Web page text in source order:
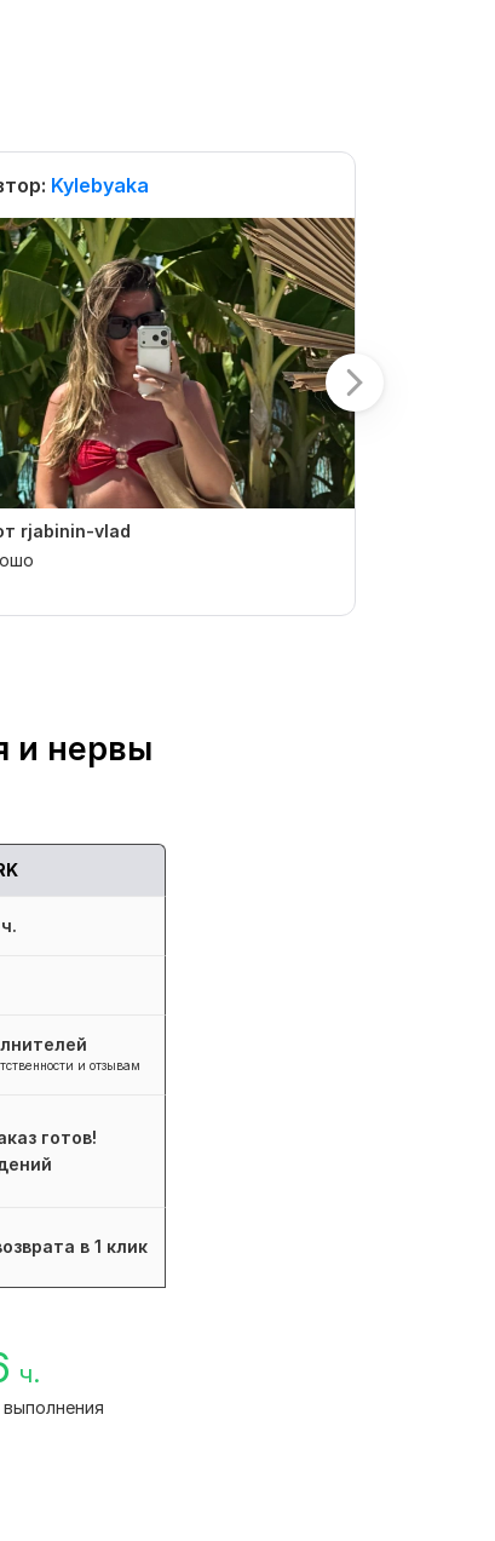
Kylebyaka
rjabinin-vlad
и нервы
и отзывам
готов!
в 1 клик
ч.